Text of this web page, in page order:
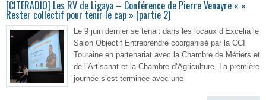
[CITERADIO] Les RV de Ligaya – Conférence de Pierre Venayre « «
Rester collectif pour tenir le cap » (partie 2)
Le 9 juin dernier se tenait dans les locaux d’Excelia le
Salon Objectif Entreprendre coorganisé par la CCI
Touraine en partenariat avec la Chambre de Métiers et
de l’Artisanat et la Chambre d’Agriculture. La première
journée s’est terminée avec une